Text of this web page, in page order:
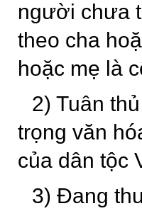
người chưa
theo cha
hoặc mẹ là
2) Tuân
trọng văn
của dân tộc
3) Đang